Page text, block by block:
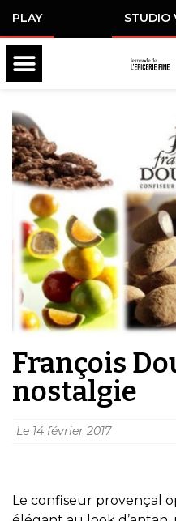
PLAY STUDIO
François
nostalgie
Le 14 février 2017
Le confiseur provençal